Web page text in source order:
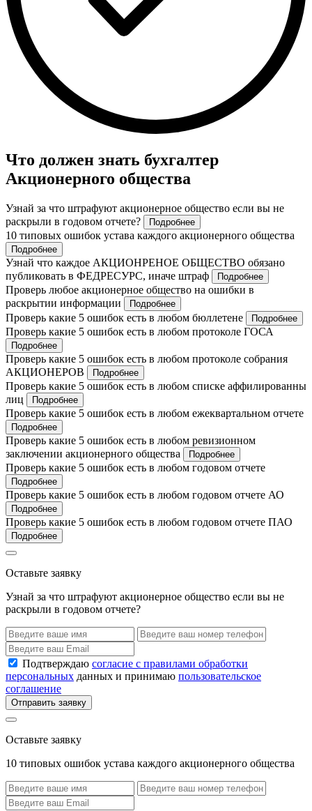
Что должен знать бухгалтер
Акционерного общества
Узнай за что штрафуют акционерное общество если вы не
раскрыли в годовом отчете?
Подробнее
10 типовых ошибок устава каждого акционерного общества
Подробнее
Узнай что каждое АКЦИОНРЕНОЕ ОБЩЕСТВО обязано
публиковать в ФЕДРЕСУРС, иначе штраф
Подробнее
Проверь любое акционерное общество на ошибки в
раскрытии информации
Подробнее
Проверь какие 5 ошибок есть в любом бюллетене Подробнее
Проверь какие 5 ошибок есть в любом протоколе ГОСА
Подробнее
Проверь какие 5 ошибок есть в любом протоколе собрания
АКЦИОНЕРОВ
Подробнее
Проверь какие 5 ошибок есть в любом списке аффилированны
лиц
Подробнее
Проверь какие 5 ошибок есть в любом ежеквартальном отчете
Подробнее
Проверь какие 5 ошибок есть в любом ревизионном
заключении акционерного общества
Подробнее
Проверь какие 5 ошибок есть в любом годовом отчете
Подробнее
Проверь какие 5 ошибок есть в любом годовом отчете АО
Подробнее
Проверь какие 5 ошибок есть в любом годовом отчете ПАО
Подробнее
Оставьте заявку
Узнай за что штрафуют акционерное общество если вы не
раскрыли в годовом отчете?
Подтверждаю согласие с правилами обработки
персональных данных и принимаю пользовательское
соглашение
Отправить заявку
Оставьте заявку
10 типовых ошибок устава каждого акционерного общества